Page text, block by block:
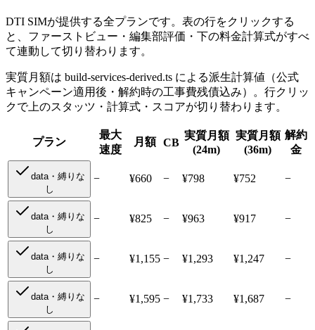
DTI SIMが提供する全プランです。表の行をクリックする
と、ファーストビュー・編集部評価・下の料金計算式がすべ
て連動して切り替わります。
実質月額は build-services-derived.ts による派生計算値（公式
キャンペーン適用後・解約時の工事費残債込み）。行クリッ
クで上のスタッツ・計算式・スコアが切り替わります。
プラン
最大
速度
月額 CB
実質月額
(24m)
実質月額
(36m)
解約
金
data・縛りな
し
− ¥660 − ¥798 ¥752 −
data・縛りな
し
− ¥825 − ¥963 ¥917 −
data・縛りな
し
− ¥1,155 − ¥1,293 ¥1,247 −
data・縛りな
し
− ¥1,595 − ¥1,733 ¥1,687 −